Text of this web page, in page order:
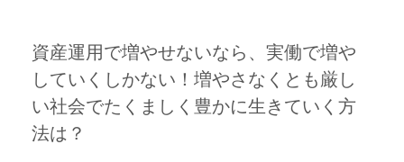
資産運用で増やせないなら、実働で増や
していくしかない！増やさなくとも厳し
い社会でたくましく豊かに生きていく方
法は？